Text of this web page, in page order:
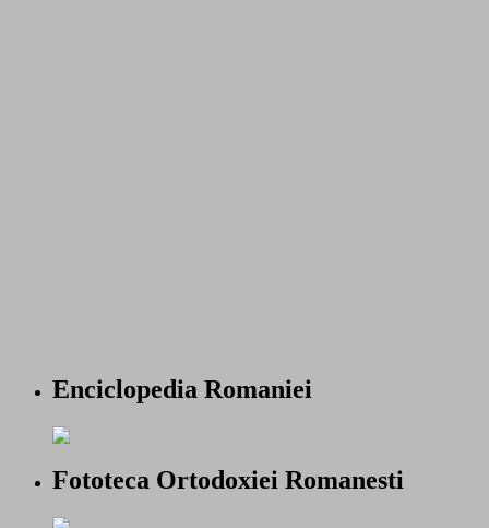
Enciclopedia Romaniei
Fototeca Ortodoxiei Romanesti